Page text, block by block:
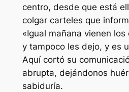
centro, desde que está
colgar carteles que
«Igual mañana vienen
y tampoco les dejo, y es
Aquí cortó su
abrupta, dejándonos
sabiduría.